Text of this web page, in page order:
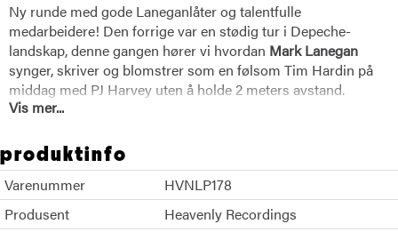
Ny runde med gode Laneganlåter og talentfulle
medarbeidere! Den forrige var en stødig tur i Depeche-
landskap, denne gangen hører vi hvordan Mark Lanegan
synger, skriver og blomstrer som en følsom Tim Hardin på
middag med PJ Harvey uten å holde 2 meters avstand.
Variert, pakket med melodisk teft og DEN STEMMEN. Alain
venner som John Paul Jones, Jack Irons, Adrian Utley, Ed
Harcourt, Shelley Brien og Greg Dulli spretter fram som
kaniner og rådyr i en Disney-klassiker.
Vis mer...
produktinfo
Varenummer
HVNLP178
Produsent
Heavenly Recordings